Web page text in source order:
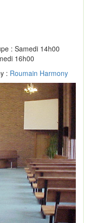
: Samedi 14h00
16h00
: Roumain Harmony